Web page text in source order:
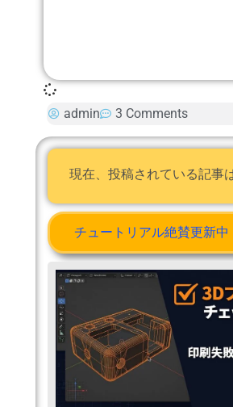
admin 3 Comments
現在、投稿されている記事
チュートリアル絶賛更新中